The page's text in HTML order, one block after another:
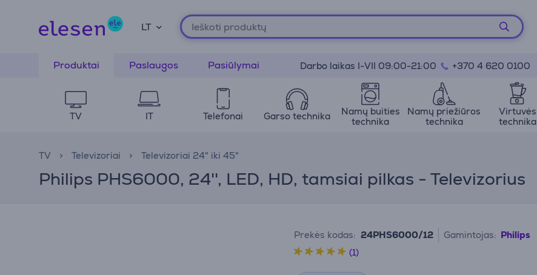
LT
Produktai Paslaugos Pasiūlymai Darbo laikas I-VII 09:00-21:00 +370 4 620 0100
TV IT Telefonai Garso technika
Namų buities
technika
Namų priežiūros
technika
Virtuvės
technika
TV Televizoriai Televizoriai 24" iki 45"
Philips PHS6000, 24'', LED, HD, tamsiai pilkas - Televizorius
Prekės kodas: 24PHS6000/12 Gamintojas: Philips
(1)